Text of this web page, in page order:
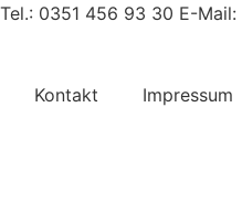
Tel.: 0351 456 93 30 E-Mail:
Kontakt Impressum